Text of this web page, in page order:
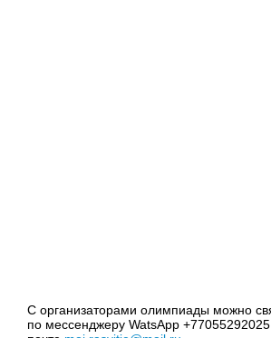
С организаторами олимпиады можно
по мессенджеру WatsApp